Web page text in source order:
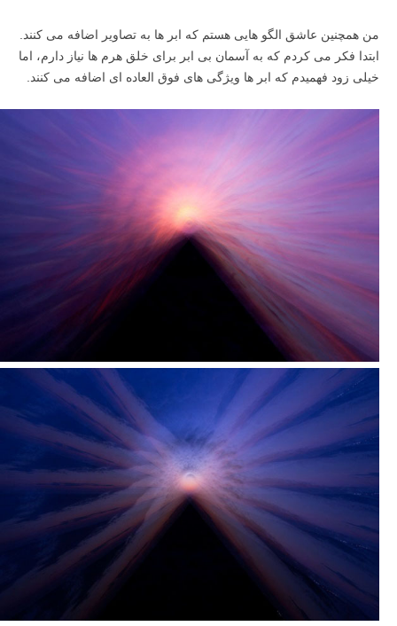
من همچنین عاشق الگو هایی هستم که ابر ها به تصاویر اضافه می کنند.
ابتدا فکر می کردم که به آسمان بی ابر برای خلق هرم ها نیاز دارم، اما
خیلی زود فهمیدم که ابر ها ویژگی های فوق العاده ای اضافه می کنند.